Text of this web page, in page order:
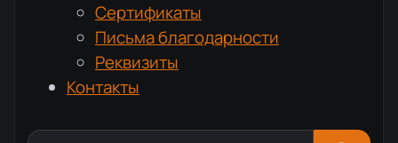
Сертификаты
Письма благодарности
Реквизиты
Контакты